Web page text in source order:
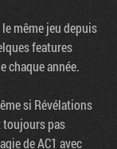
même jeu depuis
features
chaque année.
si Révélations
toujours pas
de AC1 avec